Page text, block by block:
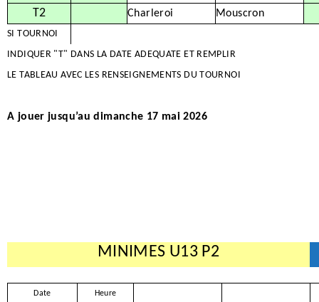
T2 Charleroi Mouscron
SI TOURNOI
INDIQUER "T" DANS LA DATE ADEQUATE ET REMPLIR
LE TABLEAU AVEC LES RENSEIGNEMENTS DU TOURNOI
A jouer jusqu’au dimanche 17 mai 2026
MINIMES U13 P2
Date Heure